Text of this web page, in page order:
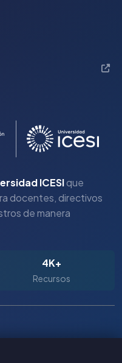
ICESIque
docentes, directivos
de manera
4K+
Recursos